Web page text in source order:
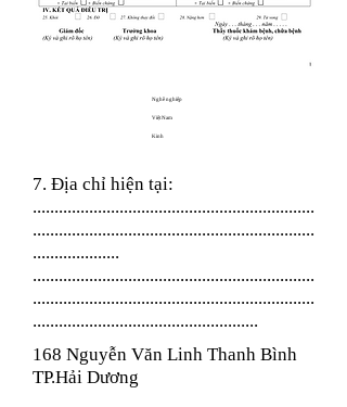
Nghề nghiệp
Việt Nam
Kinh
7. Địa chỉ hiện tại:
.................................................................
.................................................................
....................
.................................................................
.................................................................
....................................................
168 Nguyễn Văn Linh Thanh Bình
TP.Hải Dương